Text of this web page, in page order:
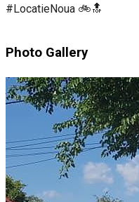
#LocatieNoua 🚲🔝
Photo Gallery